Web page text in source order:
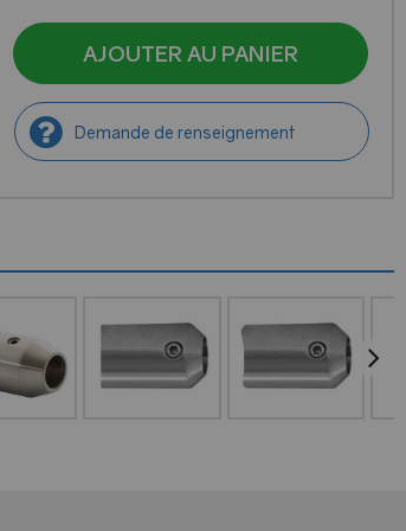
AJOUTER AU PANIER
Demande de renseignement